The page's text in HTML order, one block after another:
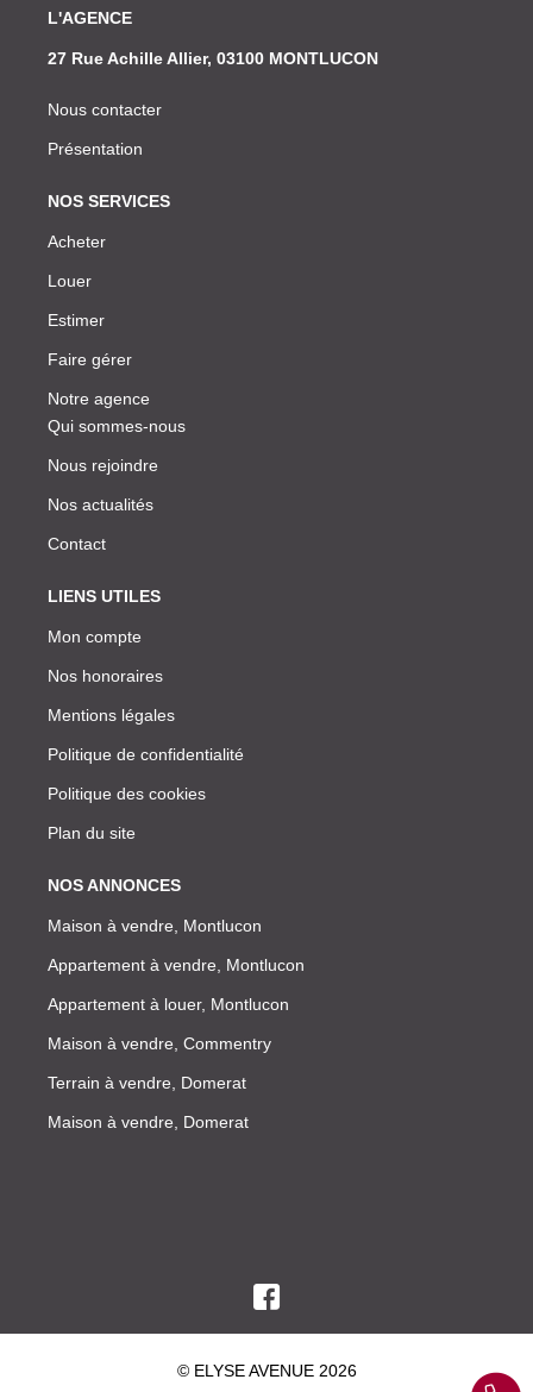
L'AGENCE
27 Rue Achille Allier, 03100 MONTLUCON
Nous contacter
Présentation
NOS SERVICES
Acheter
Louer
Estimer
Faire gérer
Notre agence
Qui sommes-nous
Nous rejoindre
Nos actualités
Contact
LIENS UTILES
Mon compte
Nos honoraires
Mentions légales
Politique de confidentialité
Politique des cookies
Plan du site
NOS ANNONCES
Maison à vendre, Montlucon
Appartement à vendre, Montlucon
Appartement à louer, Montlucon
Maison à vendre, Commentry
Terrain à vendre, Domerat
Maison à vendre, Domerat
© ELYSE AVENUE 2026